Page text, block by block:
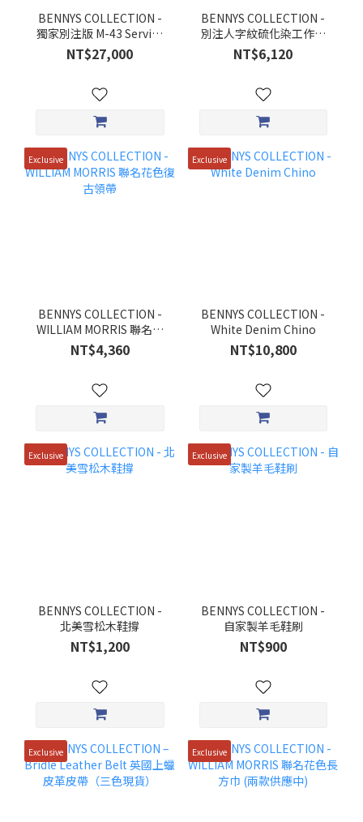
BENNYS COLLECTION -
獨家別注版 M-43 Service
Boots 反皮軍靴
NT$27,000
BENNYS COLLECTION -
別注人字紋硫化染工作罩
衫
NT$6,120
Exclusive
BENNYS COLLECTION -
WILLIAM MORRIS 聯名花
色復古領帶
NT$4,360
Exclusive
BENNYS COLLECTION -
White Denim Chino
NT$10,800
Exclusive
BENNYS COLLECTION -
北美雪松木鞋撐
NT$1,200
Exclusive
BENNYS COLLECTION -
自家製羊毛鞋刷
NT$900
Exclusive Exclusive